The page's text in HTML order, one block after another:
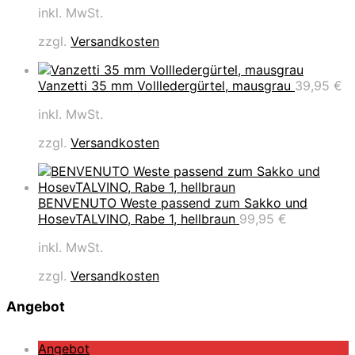
inkl. MwSt.
zzgl. Versandkosten
Vanzetti 35 mm Vollledergürtel, mausgrau 39,95 €
inkl. MwSt.
zzgl. Versandkosten
BENVENUTO Weste passend zum Sakko und
HosevTALVINO, Rabe 1, hellbraun 99,95 €
inkl. MwSt.
zzgl. Versandkosten
Angebot
Angebot